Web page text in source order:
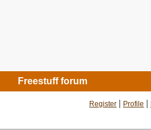
Freestuff forum
Register | Profile |